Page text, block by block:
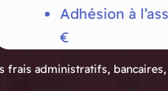
Adhésion à
€
frais administratifs,